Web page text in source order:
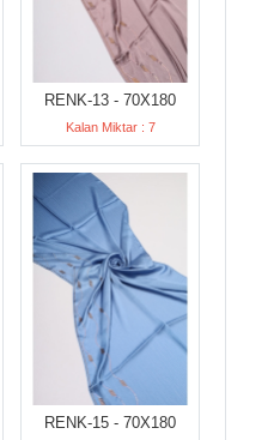
RENK-13 - 70X180
Kalan Miktar : 7
RENK-15 - 70X180